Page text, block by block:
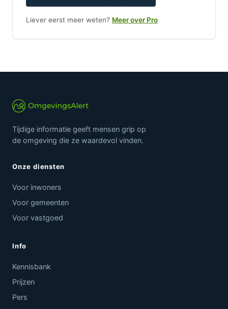
Liever eerst meer weten? Meer over Pro
Tijdige informatie geeft mensen grip op
de omgeving die ze waardevol vinden.
Onze diensten
Voor inwoners
Voor gemeenten
Voor vastgoed
Info
Kennisbank
Prijzen
Pers